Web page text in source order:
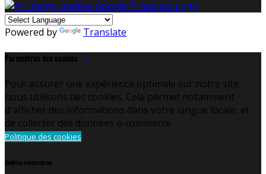
Powered by Translate
Paramètres des cookies
Pour assurer une expérience optimale sur notre site,
nous utilisons des cookies. Cela permet notamment
d'afficher des informations dans votre langue locale, et
de collecter des données e-commerce.
Politique des cookies
Cookies nécessaires